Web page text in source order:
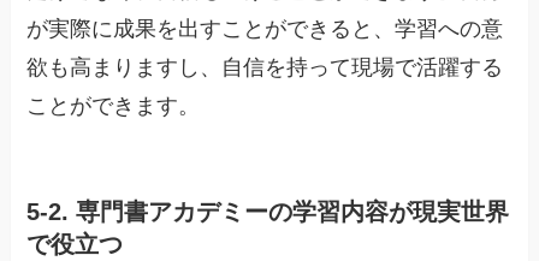
が実際に成果を出すことができると、学習への意
欲も高まりますし、自信を持って現場で活躍する
ことができます。
5-2. 専門書アカデミーの学習内容が現実世界
で役立つ